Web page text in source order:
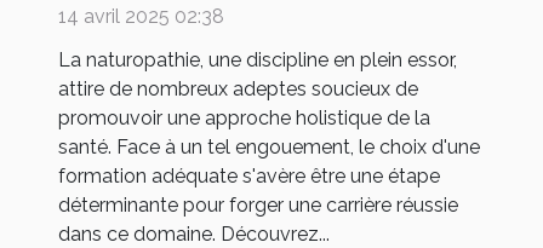
pour votre carrière
14 avril 2025 02:38
La naturopathie, une discipline en plein essor,
attire de nombreux adeptes soucieux de
promouvoir une approche holistique de la
santé. Face à un tel engouement, le choix d'une
formation adéquate s'avère être une étape
déterminante pour forger une carrière réussie
dans ce domaine. Découvrez...